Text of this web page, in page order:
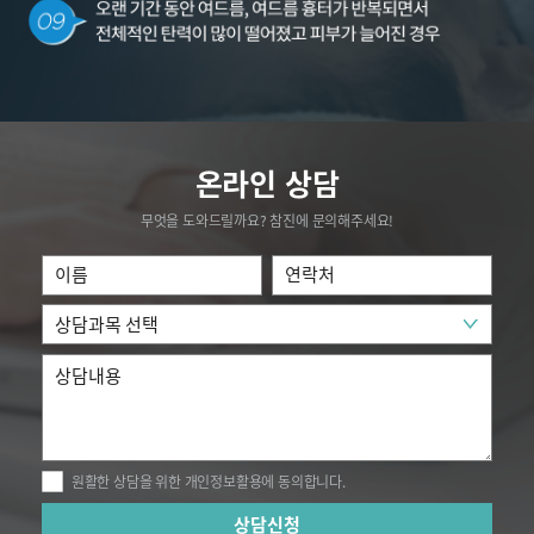
온라인 상담
무엇을 도와드릴까요? 참진에 문의해주세요!
원활한 상담을 위한 개인정보활용에 동의합니다.